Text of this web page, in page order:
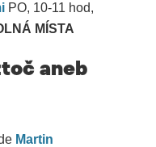
PO, 10-11 hod,
MÍSTA
aneb
Martin